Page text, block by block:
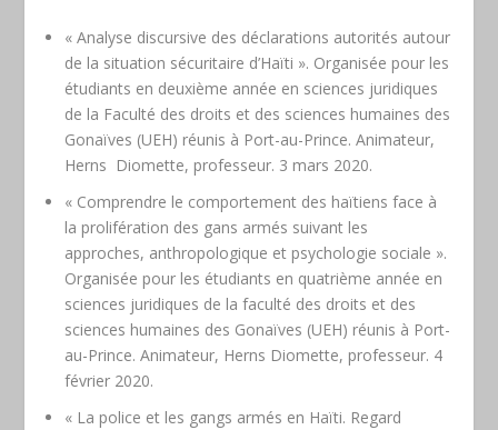
« Analyse discursive des déclarations autorités autour
de la situation sécuritaire d’Haïti ». Organisée pour les
étudiants en deuxième année en sciences juridiques
de la Faculté des droits et des sciences humaines des
Gonaïves (UEH) réunis à Port-au-Prince. Animateur,
Herns Diomette, professeur. 3 mars 2020.
« Comprendre le comportement des haïtiens face à
la prolifération des gans armés suivant les
approches, anthropologique et psychologie sociale ».
Organisée pour les étudiants en quatrième année en
sciences juridiques de la faculté des droits et des
sciences humaines des Gonaïves (UEH) réunis à Port-
au-Prince. Animateur, Herns Diomette, professeur. 4
février 2020.
« La police et les gangs armés en Haïti. Regard